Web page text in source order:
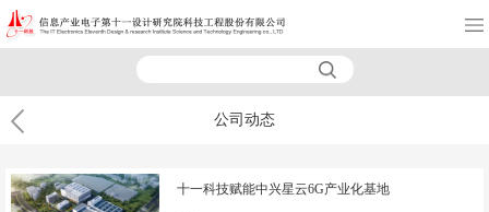
公司动态
十一科技赋能中兴星云6G产业化基地